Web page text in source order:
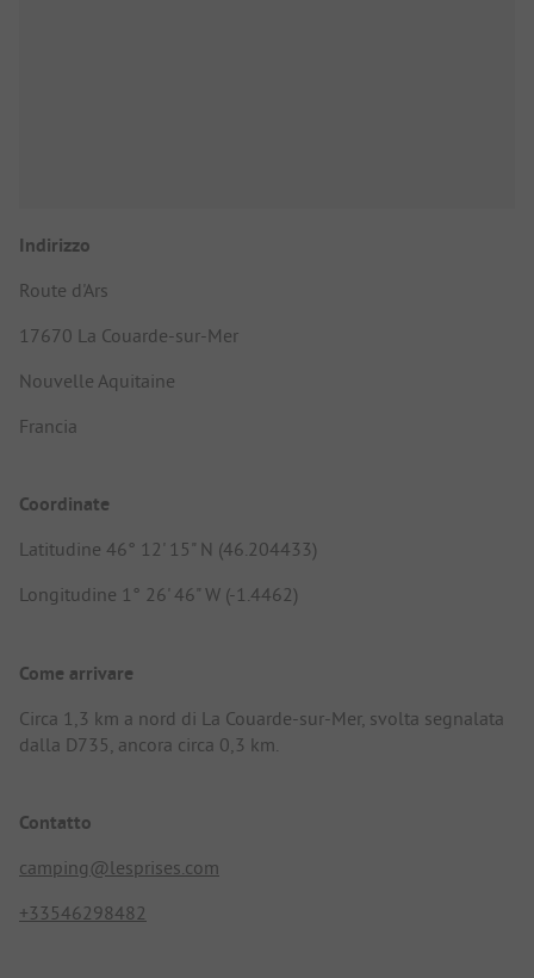
Indirizzo
Route d'Ars
17670 La Couarde-sur-Mer
Nouvelle Aquitaine
Francia
Coordinate
Latitudine 46° 12' 15" N (46.204433)
Longitudine 1° 26' 46" W (-1.4462)
Come arrivare
Circa 1,3 km a nord di La Couarde-sur-Mer, svolta segnalata
dalla D735, ancora circa 0,3 km.
Contatto
camping@lesprises.com
+33546298482